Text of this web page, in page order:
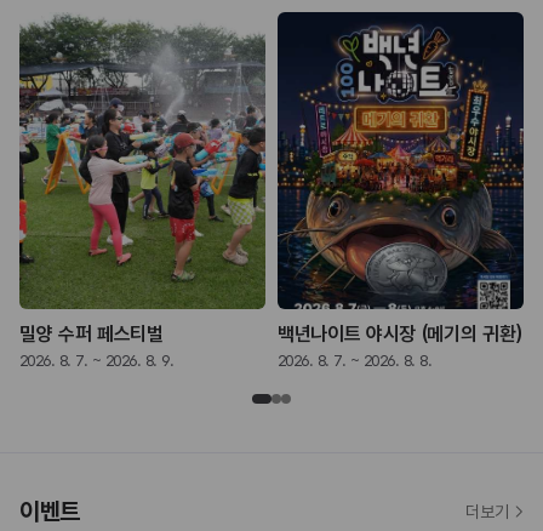
밀양 수퍼 페스티벌
2026. 8. 7. ~ 2026. 8. 9.
백년나이트 야시장 (메기의 귀환)
2026. 8. 7. ~ 2026. 8. 8.
이벤트 더보기